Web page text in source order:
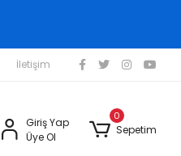
İletişim
Giriş Yap
Üye Ol
0
Sepetim